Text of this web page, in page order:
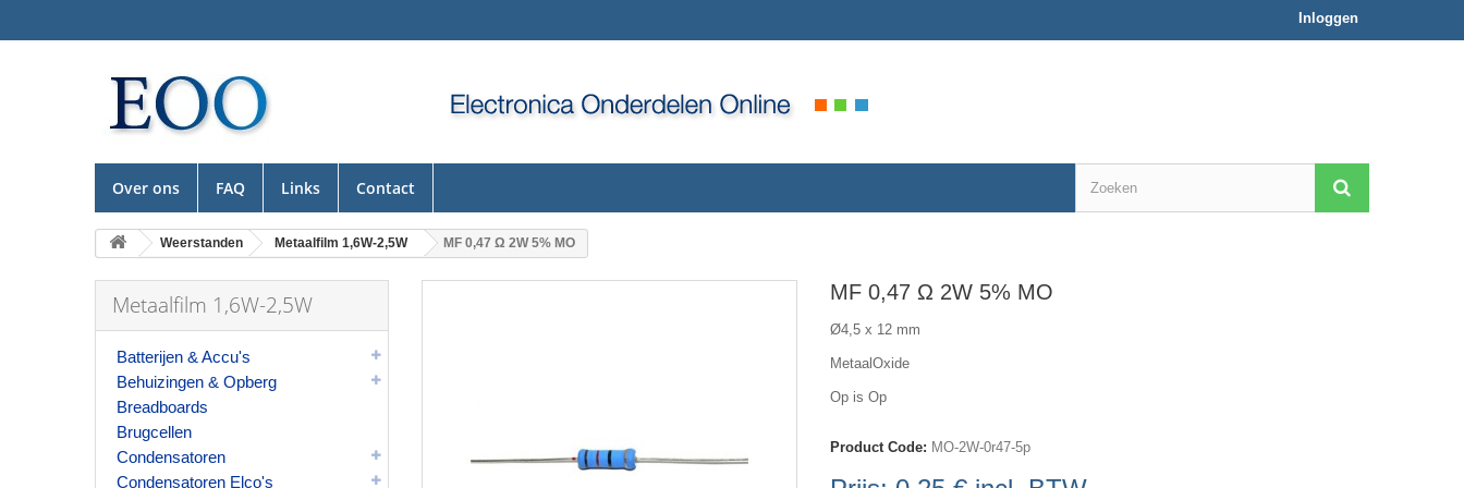
Inloggen
Over ons FAQ Links Contact
Weerstanden Metaalfilm 1,6W-2,5W MF 0,47 Ω 2W 5% MO
Metaalfilm 1,6W-2,5W
Batterijen & Accu's
Behuizingen & Opberg
Breadboards
Brugcellen
Condensatoren
Condensatoren Elco's
MF 0,47 Ω 2W 5% MO
Ø4,5 x 12 mm
MetaalOxide
Op is Op
Product Code: MO-2W-0r47-5p